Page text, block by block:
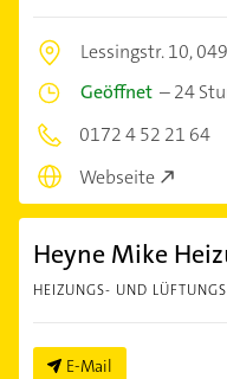
Lessingstr. 10,
Geöffnet –24
0172 4 52 21 64
Webseite
Heyne Mike
HEIZUNGS- UND
E-Mail